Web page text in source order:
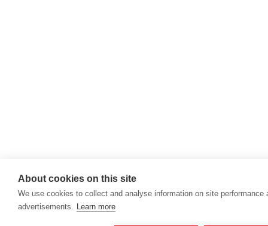
About cookies on this site
We use cookies to collect and analyse information on site
advertisements. Learn more